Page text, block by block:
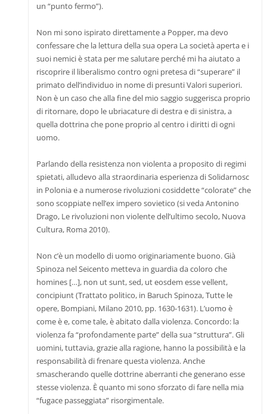
un “punto fermo”).
Non mi sono ispirato direttamente a Popper, ma devo
confessare che la lettura della sua opera La società aperta e i
suoi nemici è stata per me salutare perché mi ha aiutato a
riscoprire il liberalismo contro ogni pretesa di “superare” il
primato dell’individuo in nome di presunti Valori superiori.
Non è un caso che alla fine del mio saggio suggerisca proprio
di ritornare, dopo le ubriacature di destra e di sinistra, a
quella dottrina che pone proprio al centro i diritti di ogni
uomo.
Parlando della resistenza non violenta a proposito di regimi
spietati, alludevo alla straordinaria esperienza di Solidarnosc
in Polonia e a numerose rivoluzioni cosiddette “colorate” che
sono scoppiate nell’ex impero sovietico (si veda Antonino
Drago, Le rivoluzioni non violente dell’ultimo secolo, Nuova
Cultura, Roma 2010).
Non c’è un modello di uomo originariamente buono. Già
Spinoza nel Seicento metteva in guardia da coloro che
homines […], non ut sunt, sed, ut eosdem esse vellent,
concipiunt (Trattato politico, in Baruch Spinoza, Tutte le
opere, Bompiani, Milano 2010, pp. 1630-1631). L’uomo è
come è e, come tale, è abitato dalla violenza. Concordo: la
violenza fa “profondamente parte” della sua “struttura”. Gli
uomini, tuttavia, grazie alla ragione, hanno la possibilità e la
responsabilità di frenare questa violenza. Anche
smascherando quelle dottrine aberranti che generano esse
stesse violenza. È quanto mi sono sforzato di fare nella mia
“fugace passeggiata” risorgimentale.